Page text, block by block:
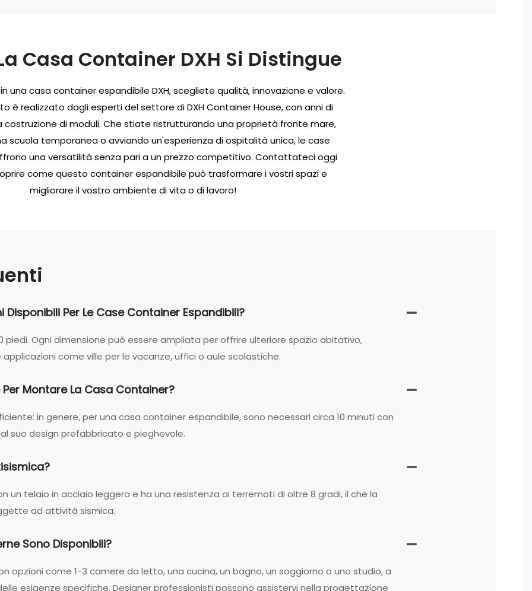
Casa Container DXH Si Distingue
una casa container espandibile DXH, scegliete qualità, innovazione e valore.
è realizzato dagli esperti del settore di DXH Container House, con anni di
costruzione di moduli. Che stiate ristrutturando una proprietà fronte mare,
scuola temporanea o avviando un'esperienza di ospitalità unica, le case
una versatilità senza pari a un prezzo competitivo. Contattateci oggi
come questo container espandibile può trasformare i vostri spazi e
migliorare il vostro ambiente di vita o di lavoro!
Disponibili Per Le Case Container Espandibili?
piedi. Ogni dimensione può essere ampliata per offrire ulteriore spazio abitativo,
come ville per le vacanze, uffici o aule scolastiche.
Montare La Casa Container?
in genere, per una casa container espandibile, sono necessari circa 10 minuti con
suo design prefabbricato e pieghevole.
un telaio in acciaio leggero e ha una resistenza ai terremoti di oltre 8 gradi, il che la
ad attività sismica.
Sono Disponibili?
opzioni come 1-3 camere da letto, una cucina, un bagno, un soggiorno o uno studio, a
esigenze specifiche. Designer professionisti possono assistervi nella progettazione